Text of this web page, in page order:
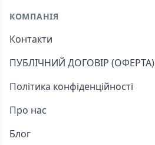
КОМПАНІЯ
Контакти
ПУБЛІЧНИЙ ДОГОВІР (ОФЕРТА)
Політика конфіденційності
Про нас
Блог